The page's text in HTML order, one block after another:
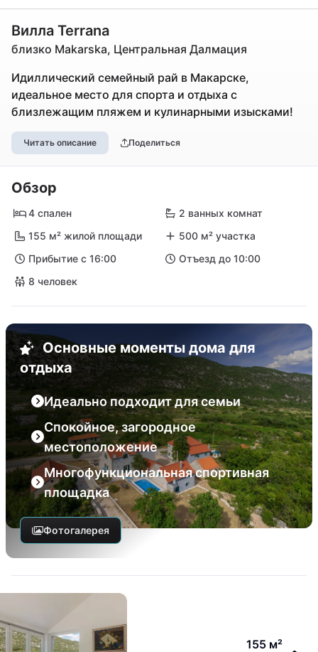
Вилла Terrana
близко Makarska, Центральная Далмация
Идиллический семейный рай в Макарске,
идеальное место для спорта и отдыха с
близлежащим пляжем и кулинарными изысками!
Читать описание Поделиться
Обзор
4 спален
2 ванных комнат
155 м² жилой площади
500 м² участка
Прибытие с 16:00
Отъезд до 10:00
8 человек
Основные моменты дома для
отдыха
Идеально подходит для семьи
Спокойное, загородное
местоположение
Многофункциональная спортивная
площадка
Фотогалерея
155 м²